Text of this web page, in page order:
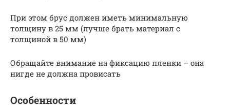
При этом брус должен иметь минимальную
толщину в 25 мм (лучше брать материал с
толщиной в 50 мм)
Обращайте внимание на фиксацию пленки – она
нигде не должна провисать
Особенности